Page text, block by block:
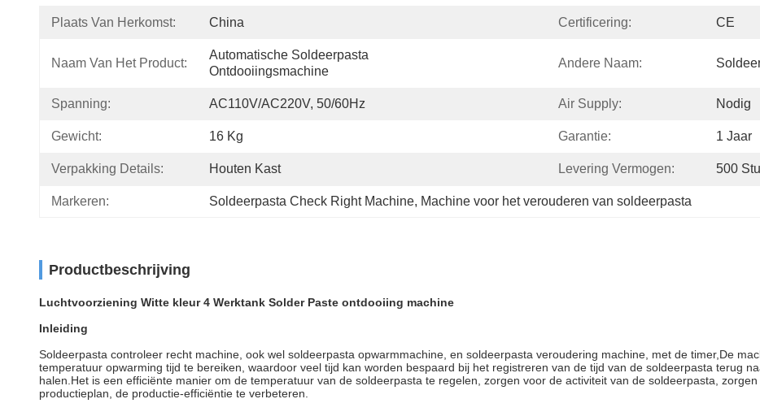
Plaats Van Herkomst: China Certificering: CE
Naam Van Het Product:
Automatische Soldeerpasta
Ontdooiingsmachine
Andere Naam:
Spanning: AC110V/AC220V, 50/60Hz Air Supply: Nodig
Gewicht: 16 Kg Garantie: 1 Jaar
Verpakking Details: Houten Kast Levering Vermogen: 500
Markeren: Soldeerpasta Check Right Machine, Machine voor het verouderen van soldeerpasta
Productbeschrijving
Luchtvoorziening Witte kleur 4 Werktank Solder Paste ontdooiing machine
Inleiding
Soldeerpasta controleer recht machine, ook wel soldeerpasta opwarmmachine, en soldeerpasta veroudering machine, met de timer,De
temperatuur opwarming tijd te bereiken, waardoor veel tijd kan worden bespaard bij het registreren van de tijd van de soldeerpasta terug
halen.Het is een efficiënte manier om de temperatuur van de soldeerpasta te regelen, zorgen voor de activiteit van de soldeerpasta,
productieplan, de productie-efficiëntie te verbeteren.